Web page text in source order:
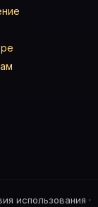
использования ·